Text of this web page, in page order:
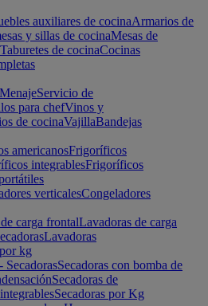
auxiliares de cocinaArmarios de
y sillas de cocinaMesas de
Taburetes de cocinaCocinas
MenajeServicio de
para chefVinos y
de cocinaVajillaBandejas
americanosFrigoríficos
integrablesFrigoríficos
verticalesCongeladores
carga frontalLavadoras de carga
Lavadoras
kg
SecadorasSecadoras con bomba de
Secadoras de
Secadoras por Kg